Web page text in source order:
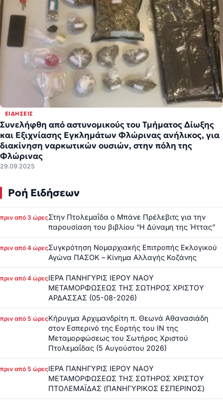
ΕΙΔΉΣΕΙΣ
Συνελήφθη από αστυνομικούς του Τμήματος Δίωξης
και Εξιχνίασης Εγκλημάτων Φλώρινας ανήλικος, για
διακίνηση ναρκωτικών ουσιών, στην πόλη της
Φλώρινας
29.09.2025
Ροή Ειδήσεων
πριν από 3 ώρεςΣτην Πτολεμαΐδα ο Μπάνε Πρέλεβιτς για την
παρουσίαση του βιβλίου “Η Δύναμη της Ήττας”
πριν από 4 ώρεςΣυγκρότηση Νομαρχιακής Επιτροπής Εκλογικού
Αγώνα ΠΑΣΟΚ – Κίνημα Αλλαγής Κοζάνης
πριν από 4 ώρεςΙΕΡΑ ΠΑΝΗΓΥΡΙΣ ΙΕΡΟΥ ΝΑΟΥ
ΜΕΤΑΜΟΡΦΩΣΕΩΣ ΤΗΣ ΣΩΤΗΡΟΣ ΧΡΙΣΤΟΥ
ΑΡΔΑΣΣΑΣ (05-08-2026)
πριν από 5 ώρεςΚήρυγμα Αρχιμανδρίτη π. Θεωνά Αθανασιάδη
στον Εσπερινό της Εορτής του ΙΝ της
Μεταμορφώσεως του Σωτήρος Χριστού
Πτολεμαΐδας (5 Αυγούστου 2026)
πριν από 5 ώρεςΙΕΡΑ ΠΑΝΗΓΥΡΙΣ ΙΕΡΟΥ ΝΑΟΥ
ΜΕΤΑΜΟΡΦΩΣΕΩΣ ΤΗΣ ΣΩΤΗΡΟΣ ΧΡΙΣΤΟΥ
ΠΤΟΛΕΜΑΪΔΑΣ (ΠΑΝΗΓΥΡΙΚΟΣ ΕΣΠΕΡΙΝΟΣ)